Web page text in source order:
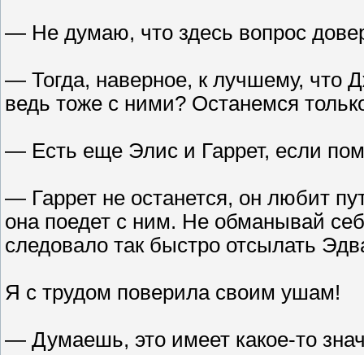
— Не думаю, что здесь вопрос
— Тогда, наверное, к лучшему, что
ведь тоже с ними? Останемся
— Есть еще Элис и Гаррет, если
— Гаррет не останется, он любит
она поедет с ним. Не обманывай
следовало так быстро отсылать
Я с трудом поверила своим ушам!
— Думаешь, это имеет какое-то